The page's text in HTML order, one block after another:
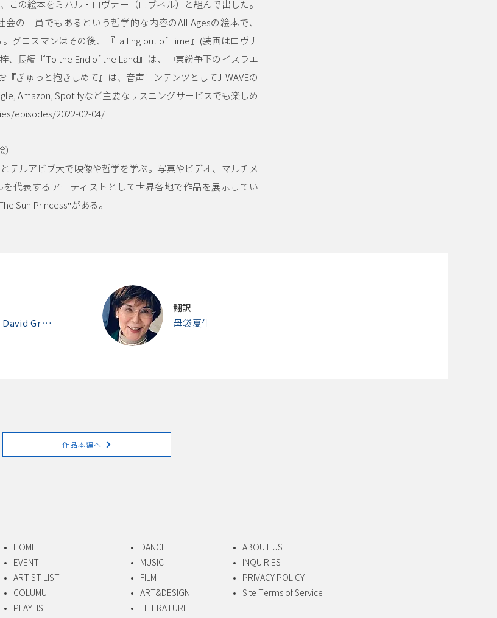
この絵本をミハル・ロヴナー（ロヴネル）と組んで出した。
の一員でもあるという哲学的な内容のAll Agesの絵本で、
グロスマンはその後、『Falling out of Time』(装画はロヴナ
、長編『To the End of the Land』は、中東紛争下のイスラエ
ぎゅっと抱きしめて』は、音声コンテンツとしてJ-WAVEの
Amazon, Spotifyなど主要なリスニングサービスでも楽しめ
episodes/2022-02-04/
テルアビブ大で映像や哲学を学ぶ。写真やビデオ、マルチメ
代表するアーティストとして世界各地で作品を展示してい
Sun Princess"がある。
ダヴィッド・グロスマン/ David Grossman（文） ミハル・ロヴナー（ロヴネル） / Michal Rovner （絵）
翻訳
母袋夏生
作品本編へ
HOME
EVENT
ARTIST LIST
COLUMU
PLAYLIST
DANCE
MUSIC
FILM
ART&DESIGN
LITERATURE
ABOUT US
INQUIRIES
PRIVACY POLICY
Site Terms of Service